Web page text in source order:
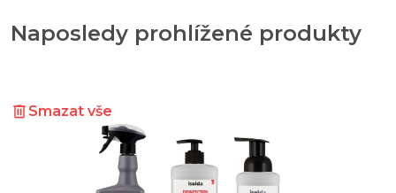
Naposledy prohlížené produkty
Smazat vše